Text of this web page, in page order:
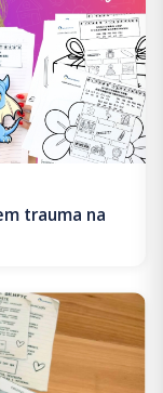
trauma na